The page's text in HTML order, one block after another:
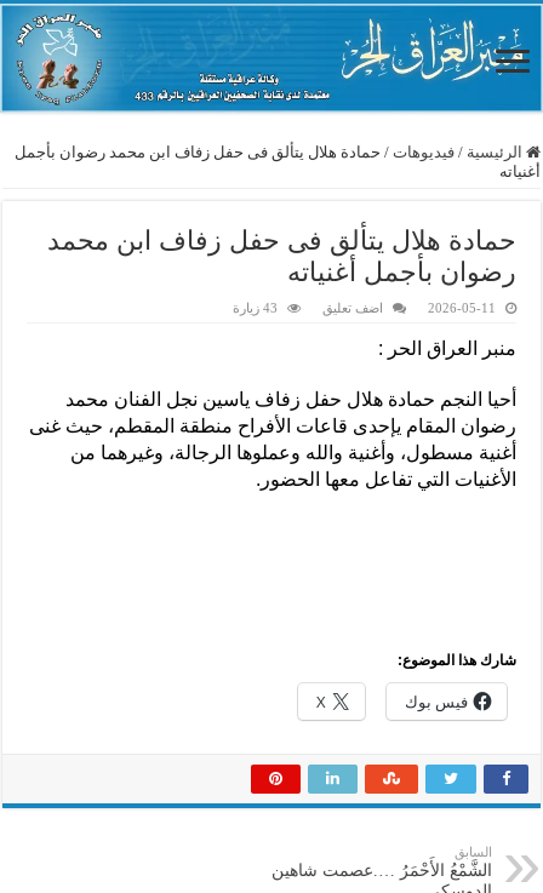
الرئيسية / فيديوهات / حمادة هلال يتألق فى حفل زفاف ابن محمد رضوان بأجمل
أغنياته
حمادة هلال يتألق فى حفل زفاف ابن محمد
رضوان بأجمل أغنياته
2026-05-11 اضف تعليق 43 زيارة
منبر العراق الحر :
أحيا النجم حمادة هلال حفل زفاف ياسين نجل الفنان محمد
رضوان المقام يإحدى قاعات الأفراح منطقة المقطم، حيث غنى
أغنية مسطول، وأغنية والله وعملوها الرجالة، وغيرهما من
الأغنيات التي تفاعل معها الحضور.
شارك هذا الموضوع:
فيس بوك X
السابق
الشَّمْعُ الأَحْمَرُ ….عصمت شاهين